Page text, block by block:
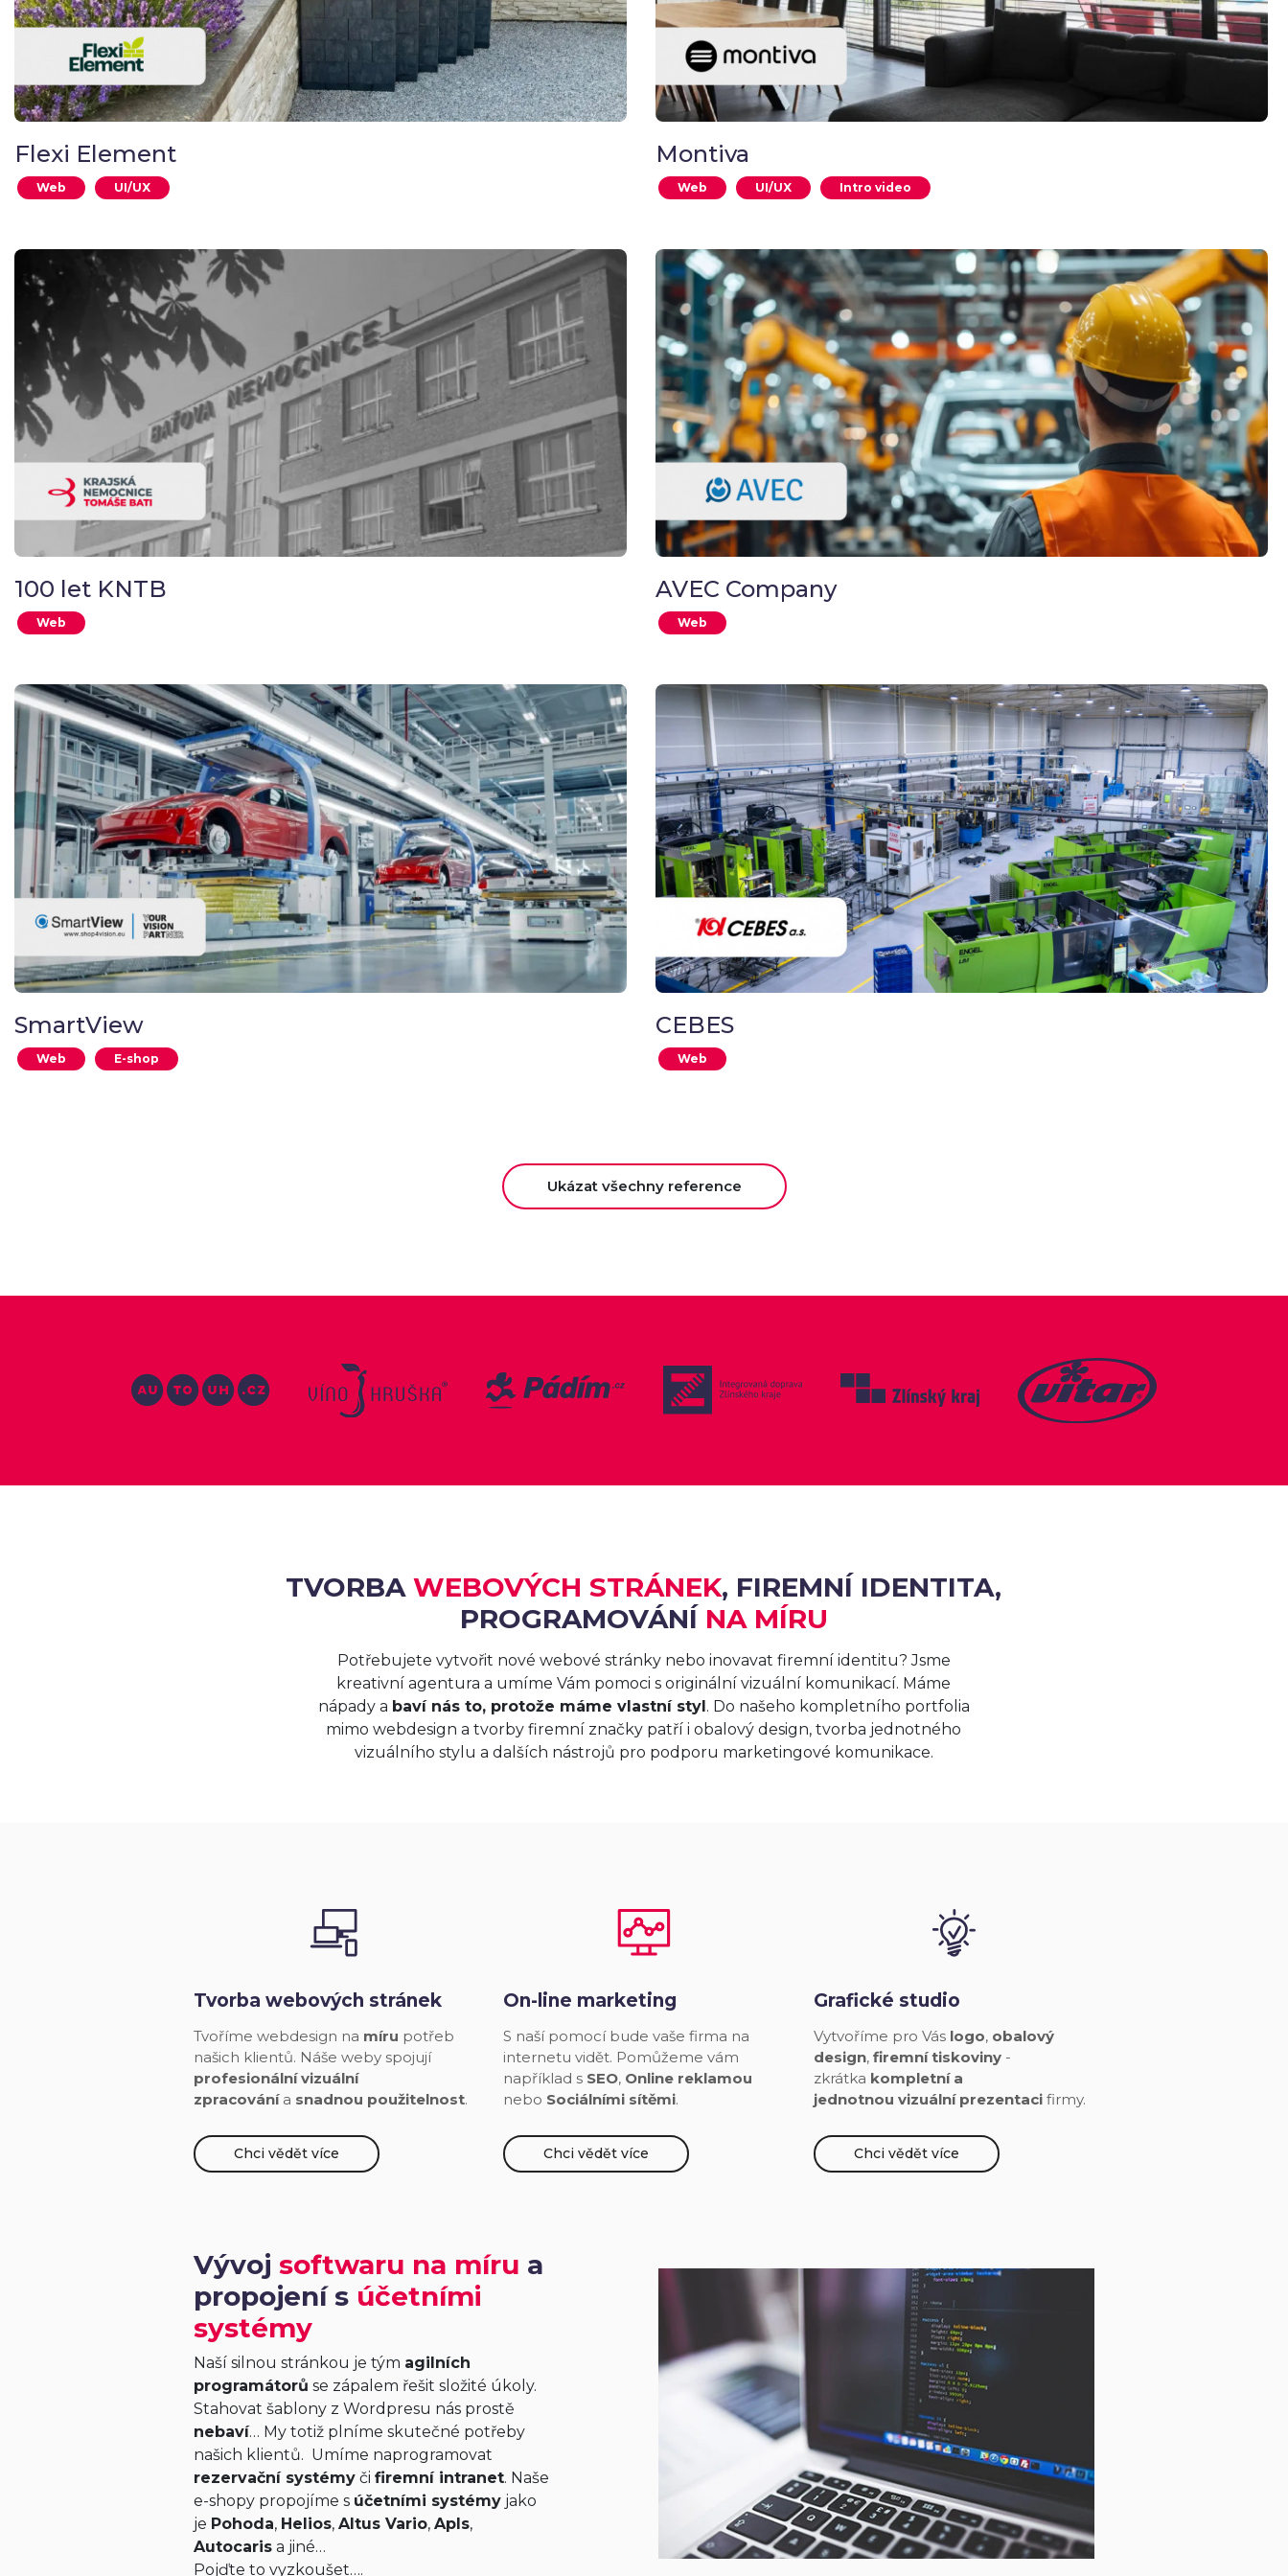
Flexi Element
Web UI/UX
Montiva
Web UI/UX Intro video
100 let KNTB
Web
AVEC Company
Web
SmartView
Web E-shop
CEBES
Web
Ukázat všechny reference
TVORBAWEBOVÝCH STRÁNEK, FIREMNÍ IDENTITA,
PROGRAMOVÁNÍ NA MÍRU
Potřebujete vytvořit nové webové stránky nebo inovavat firemní identitu? Jsme
kreativní agentura a umíme Vám pomoci s originální vizuální komunikací. Máme
nápady a baví nás to, protože máme vlastní styl . Do našeho kompletního portfolia
mimo webdesign a tvorby firemní značky patří i obalový design, tvorba jednotného
vizuálního stylu a dalších nástrojů pro podporu marketingové komunikace.
Tvorba webových stránek
Tvoříme webdesign na míru potřeb
našich klientů. Náše weby spojují
profesionální vizuální
zpracovánía snadnou použitelnost.
Chci vědět více
On-line marketing
S naší pomocí bude vaše firma na
internetu vidět. Pomůžeme vám
například s SEO, Online reklamou
nebo Sociálními sítěmi.
Chci vědět více
Grafické studio
Vytvoříme pro Vás logo, obalový
design, firemní tiskoviny-
zkrátka kompletní a
jednotnou vizuální prezentacifirmy.
Chci vědět více
Vývoj softwaru na míru a
propojení s účetními
systémy
Naší silnou stránkou je tým agilních
programátorů se zápalem řešit složité úkoly.
Stahovat šablony z Wordpresu nás prostě
nebaví… My totiž plníme skutečné potřeby
našich klientů. Umíme naprogramovat
rezervační systémyči firemní intranet. Naše
e-shopy propojíme s účetními systémyjako
je Pohoda, Helios, Altus Vario, Apls,
Autocarisa jiné…
Pojďte to vyzkoušet….